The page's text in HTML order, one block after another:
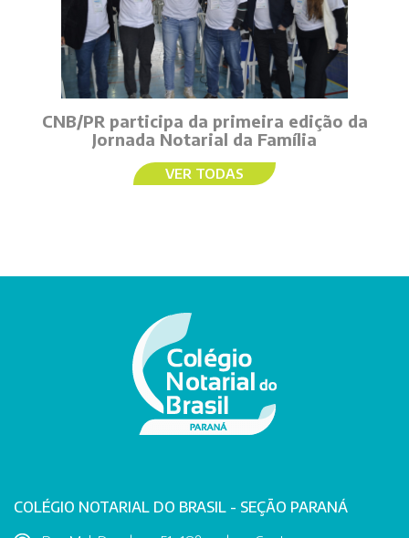
CNB/PR participa da primeira edição da
Jornada Notarial da Família
VER TODAS
COLÉGIO NOTARIAL DO BRASIL - SEÇÃO PARANÁ